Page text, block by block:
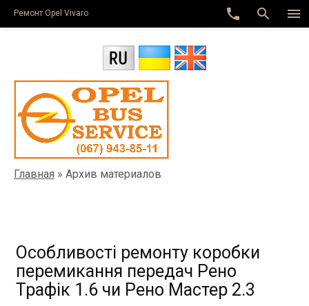
menu
search
phone
Ремонт Оpel Vivaro
Главная » Архив материалов
Особливості ремонту коробки
перемикання передач Рено
Трафік 1.6 чи Рено Мастер 2.3